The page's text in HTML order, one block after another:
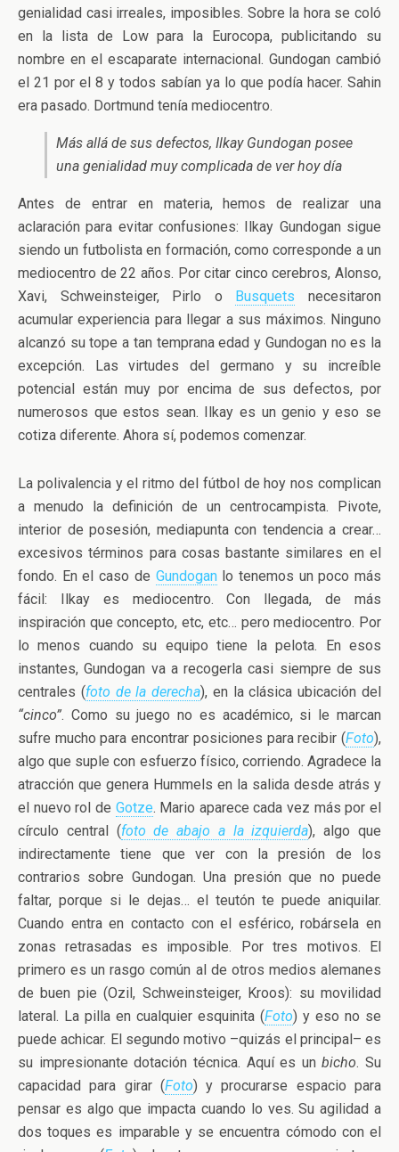
genialidad casi irreales, imposibles. Sobre la hora se coló
en la lista de Low para la Eurocopa, publicitando su
nombre en el escaparate internacional. Gundogan cambió
el 21 por el 8 y todos sabían ya lo que podía hacer. Sahin
era pasado. Dortmund tenía mediocentro.
Más allá de sus defectos, Ilkay Gundogan posee
una genialidad muy complicada de ver hoy día
Antes de entrar en materia, hemos de realizar una
aclaración para evitar confusiones: Ilkay Gundogan sigue
siendo un futbolista en formación, como corresponde a un
mediocentro de 22 años. Por citar cinco cerebros, Alonso,
Xavi, Schweinsteiger, Pirlo o Busquets necesitaron
acumular experiencia para llegar a sus máximos. Ninguno
alcanzó su tope a tan temprana edad y Gundogan no es la
excepción. Las virtudes del germano y su increíble
potencial están muy por encima de sus defectos, por
numerosos que estos sean. Ilkay es un genio y eso se
cotiza diferente. Ahora sí, podemos comenzar.
La polivalencia y el ritmo del fútbol de hoy nos complican
a menudo la definición de un centrocampista. Pivote,
interior de posesión, mediapunta con tendencia a crear…
excesivos términos para cosas bastante similares en el
fondo. En el caso de Gundoganlo tenemos un poco más
fácil: Ilkay es mediocentro. Con llegada, de más
inspiración que concepto, etc, etc… pero mediocentro. Por
lo menos cuando su equipo tiene la pelota. En esos
instantes, Gundogan va a recogerla casi siempre de sus
centrales (foto de la derecha), en la clásica ubicación del
“cinco”. Como su juego no es académico, si le marcan
sufre mucho para encontrar posiciones para recibir (Foto),
algo que suple con esfuerzo físico, corriendo. Agradece la
atracción que genera Hummels en la salida desde atrás y
el nuevo rol de Gotze. Mario aparece cada vez más por el
círculo central (foto de abajo a la izquierda), algo que
indirectamente tiene que ver con la presión de los
contrarios sobre Gundogan. Una presión que no puede
faltar, porque si le dejas… el teutón te puede aniquilar.
Cuando entra en contacto con el esférico, robársela en
zonas retrasadas es imposible. Por tres motivos. El
primero es un rasgo común al de otros medios alemanes
de buen pie (Ozil, Schweinsteiger, Kroos): su movilidad
lateral. La pilla en cualquier esquinita (Foto) y eso no se
puede achicar. El segundo motivo –quizás el principal– es
su impresionante dotación técnica. Aquí es unbicho. Su
capacidad para girar (Foto) y procurarse espacio para
pensar es algo que impacta cuando lo ves. Su agilidad a
dos toques es imparable y se encuentra cómodo con el